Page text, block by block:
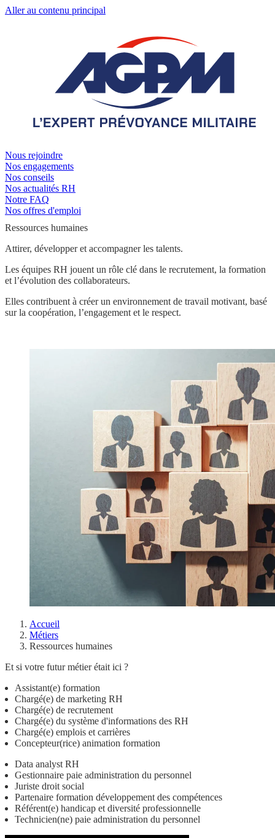
Aller au contenu principal
Nous rejoindre
Nos engagements
Nos conseils
Nos actualités RH
Notre FAQ
Nos offres d'emploi
Ressources humaines
Attirer, développer et accompagner les talents.
Les équipes RH jouent un rôle clé dans le recrutement, la formation
et l’évolution des collaborateurs.
Elles contribuent à créer un environnement de travail motivant, basé
sur la coopération, l’engagement et le respect.
Accueil
Métiers
Ressources humaines
Et si votre futur métier était ici ?
Assistant(e) formation
Chargé(e) de marketing RH
Chargé(e) de recrutement
Chargé(e) du système d'informations des RH
Chargé(e) emplois et carrières
Concepteur(rice) animation formation
Data analyst RH
Gestionnaire paie administration du personnel
Juriste droit social
Partenaire formation développement des compétences
Référent(e) handicap et diversité professionnelle
Technicien(ne) paie administration du personnel